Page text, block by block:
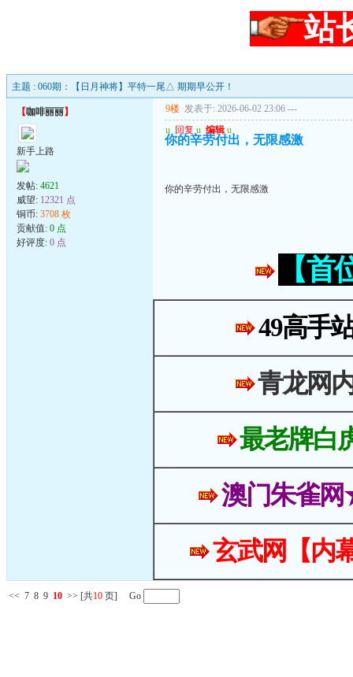
站
主题 : 060期：【日月神将】平特一尾△ 期期早公开！
【咖啡丽丽】
新手上路
发帖: 4621
威望: 12321 点
铜币: 3708 枚
贡献值: 0 点
好评度: 0 点
9楼 发表于: 2026-06-02 23:06 ---
u 回复 u 编辑 u
你的辛劳付出，无限感激
你的辛劳付出，无限感激
【
49高手
青龙网
最老牌白
澳门朱雀
玄武网【内
<< 7 8 9 10 >> [共10 页] Go